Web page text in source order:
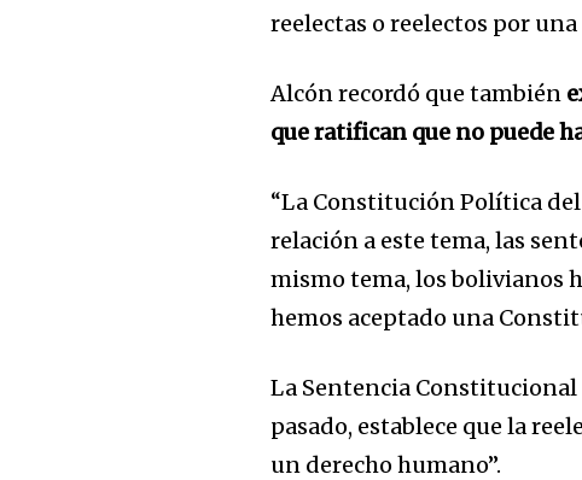
SUBSCRIBERS
of the
reelectas o reelectos por
Alcón recordó que también
que ratifican que no puede
“La Constitución Política
relación a este tema, las
mismo tema, los bolivianos
hemos aceptado una
La Sentencia Constitucional
pasado, establece que la
un derecho humano”.